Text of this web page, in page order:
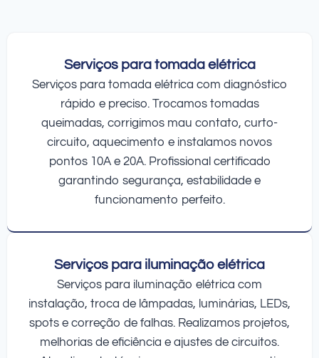
Serviços para tomada elétrica
Serviços para tomada elétrica com diagnóstico
rápido e preciso. Trocamos tomadas
queimadas, corrigimos mau contato, curto-
circuito, aquecimento e instalamos novos
pontos 10A e 20A. Profissional certificado
garantindo segurança, estabilidade e
funcionamento perfeito.
Serviços para iluminação elétrica
Serviços para iluminação elétrica com
instalação, troca de lâmpadas, luminárias, LEDs,
spots e correção de falhas. Realizamos projetos,
melhorias de eficiência e ajustes de circuitos.